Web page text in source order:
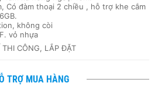
Có đàm thoại 2 chiều , hỗ trợ khe cắm
không còi
vỏ nhựa
CÔNG, LẮP ĐẶT
TRỢ MUA HÀNG